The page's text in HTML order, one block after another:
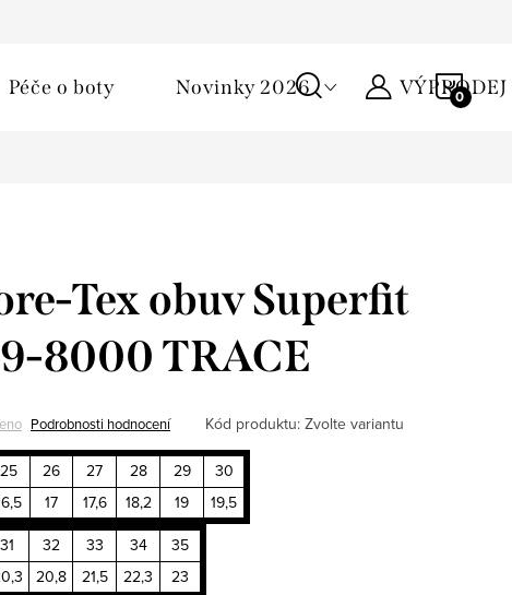
Péče o boty Novinky 2026 VÝPRODEJ
Tex obuv Superfit
8000 TRACE
Podrobnosti hodnocení Kód produktu: Zvolte variantu
25 26 27 28 29
30
17 17,6 18,2 19
19,5
31 32 33 34
35
20,8 21,5 22,3
23